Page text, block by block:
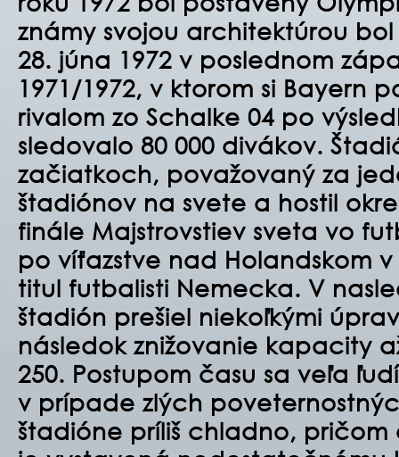
známy svojou architektúrou
28. júna 1972 v poslednom
1971/1972, v ktorom si Bayern
rivalom zo Schalke 04 po
sledovalo 80 000 divákov.
začiatkoch, považovaný za
štadiónov na svete a hostil
finále Majstrovstiev sveta vo
po víťazstve nad Holandskom
titul futbalisti Nemecka. V
štadión prešiel niekoľkými
následok znižovanie kapacity
250. Postupom času sa veľa ľ
v prípade zlých
štadióne príliš chladno, pričom